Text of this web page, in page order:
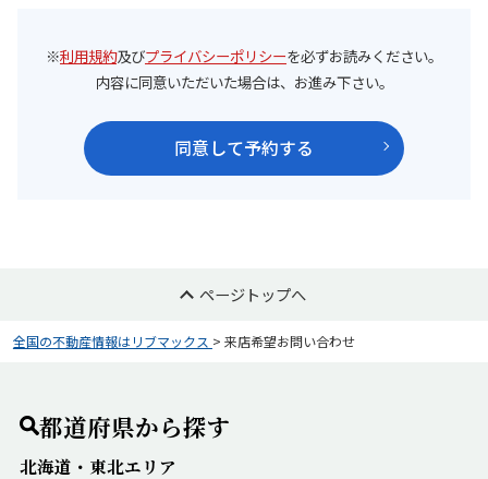
※利用規約及びプライバシーポリシーを必ずお読みください。
内容に同意いただいた場合は、お進み下さい。
同意して予約する
ページトップへ
全国の不動産情報はリブマックス > 来店希望お問い合わせ
都道府県から探す
北海道・東北エリア